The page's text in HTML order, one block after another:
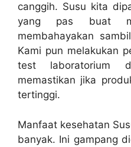
canggih. Susu kita
yang pas buat
membahayakan
Kami pun melakukan
test laboratorium
memastikan jika
tertinggi.
Manfaat kesehatan
banyak. Ini gampang